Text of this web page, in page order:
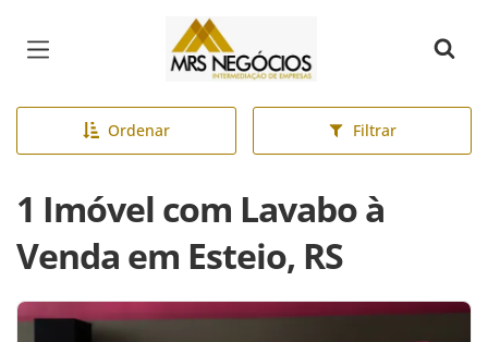
Página inicial
Ordenar Filtrar
1 Imóvel com Lavabo à
Venda em Esteio, RS